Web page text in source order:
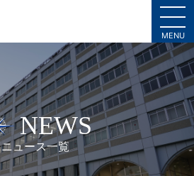
MENU
NEWS
ニュース一覧